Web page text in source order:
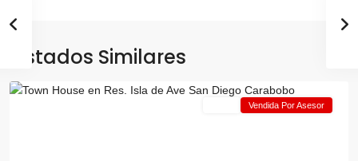
Listados Similares
Diego
Vendida Por Asesor